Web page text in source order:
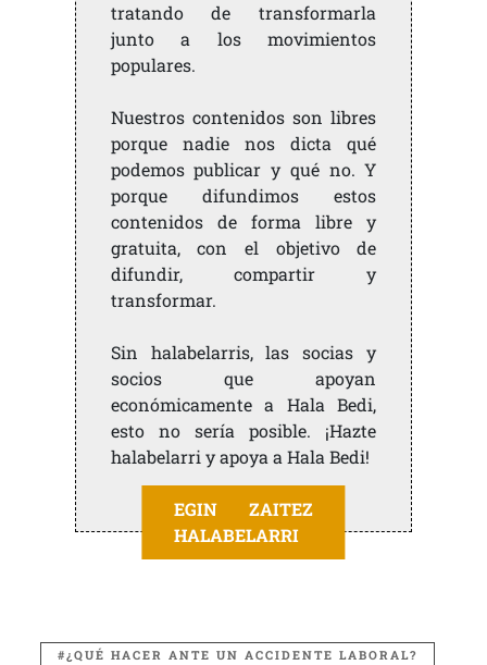
tratando de transformarla
junto a los movimientos
populares.
Nuestros contenidos son libres
porque nadie nos dicta qué
podemos publicar y qué no. Y
porque difundimos estos
contenidos de forma libre y
gratuita, con el objetivo de
difundir, compartir y
transformar.
Sin halabelarris, las socias y
socios que apoyan
económicamente a Hala Bedi,
esto no sería posible. ¡Hazte
halabelarri y apoya a Hala Bedi!
EGIN ZAITEZ
HALABELARRI
¿QUÉ HACER ANTE UN ACCIDENTE LABORAL?